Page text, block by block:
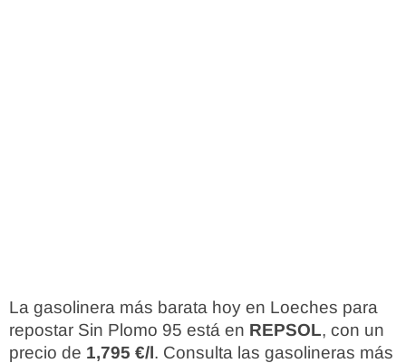
La gasolinera más barata hoy en Loeches para
repostar Sin Plomo 95 está en REPSOL, con un
precio de 1,795 €/l. Consulta las gasolineras más